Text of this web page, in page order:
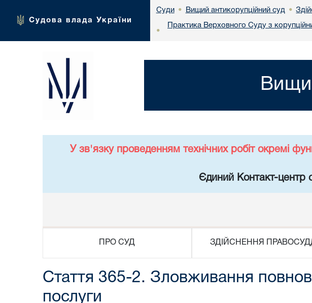
Судова влада України
Суди • Вищий антикорупційний суд •
•
Практика Верховного Суду з
У зв'язку проведенням технічних робіт окремі
Єдиний Контакт-центр
ПРО СУД ЗДІЙСНЕННЯ
Стаття 365-2. Зловживання
послуги